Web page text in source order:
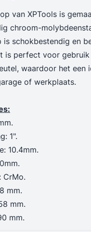
van XPTools is
chroom-
is schokbestendig en
is perfect voor gebruik
waardoor het een
of werkplaats.
1".
10.4mm.
CrMo.
mm.
mm.
mm.